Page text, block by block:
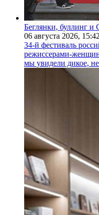
Беглянки, буллинг и
06 августа 2026,
34-й фестиваль
режиссерами-
мы увидели дикое,